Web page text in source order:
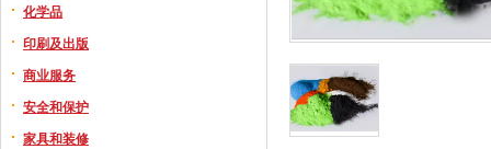
化学品
印刷及出版
商业服务
安全和保护
家具和装修